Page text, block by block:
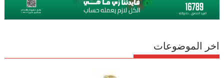
اخر الموضوعات